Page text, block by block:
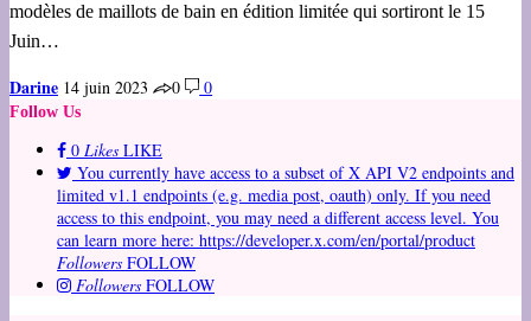
modèles de maillots de bain en édition limitée qui sortiront le 15
Juin…
Darine 14 juin 2023 0 0
Follow Us
0 Likes LIKE
You currently have access to a subset of X API V2 endpoints and
limited v1.1 endpoints (e.g. media post, oauth) only. If you need
access to this endpoint, you may need a different access level. You
can learn more here: https://developer.x.com/en/portal/product
Followers FOLLOW
Followers FOLLOW